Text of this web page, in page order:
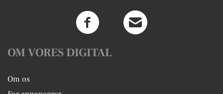
OM VORES DIGITAL
Om os